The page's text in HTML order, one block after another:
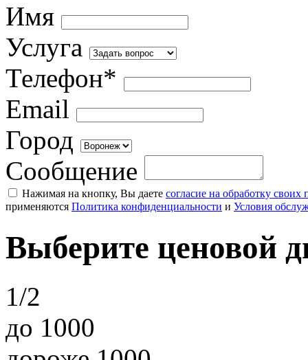
Имя
Услуга
Телефон*
Email
Город
Сообщение
Нажимая на кнопку, Вы даете согласие на обработку
применяются Политика конфиденциальности и Условия
Выберите ценовой
1/2
до 1000